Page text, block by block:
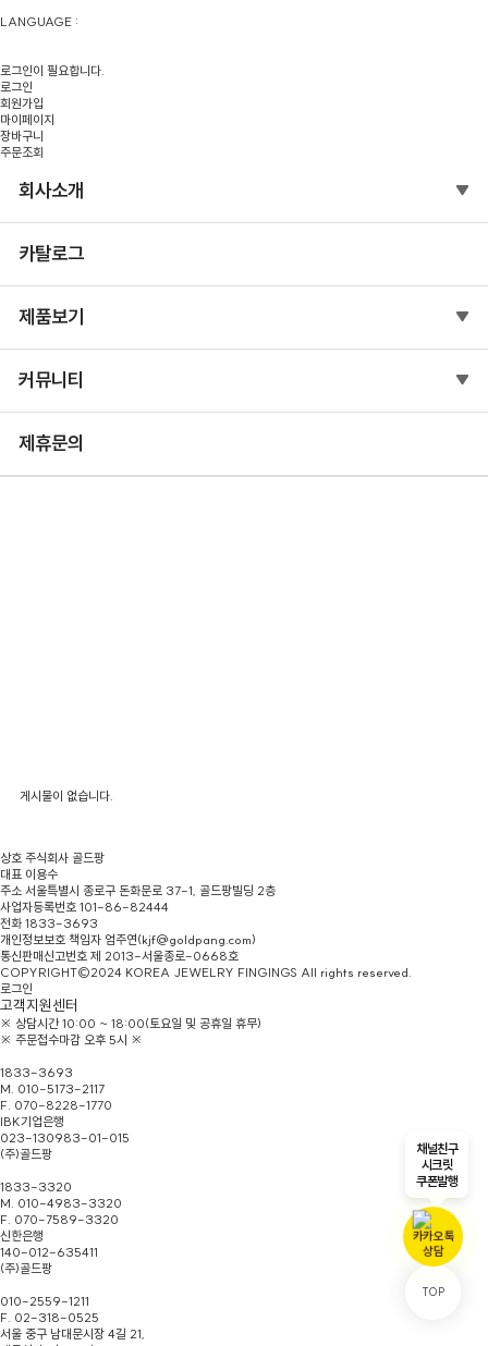
LANGUAGE :
로그인이 필요합니다.
로그인
회원가입
마이페이지
장바구니
주문조회
회사소개
카탈로그
제품보기
커뮤니티
제휴문의
게시물이 없습니다.
상호 주식회사 골드팡
대표 이용수
주소 서울특별시 종로구 돈화문로 37-1, 골드팡빌딩 2층
사업자등록번호 101-86-82444
전화 1833-3693
개인정보보호 책임자 엄주연(kjf@goldpang.com)
통신판매신고번호 제 2013-서울종로-0668호
COPYRIGHT©2024 KOREA JEWELRY FINGINGS All rights reserved.
로그인
고객지원센터
※ 상담시간 10:00 ~ 18:00(토요일 및 공휴일 휴무)
※ 주문접수마감 오후 5시 ※
1833-3693
M. 010-5173-2117
F. 070-8228-1770
IBK기업은행
023-130983-01-015
(주)골드팡
1833-3320
M. 010-4983-3320
F. 070-7589-3320
신한은행
140-012-635411
(주)골드팡
010-2559-1211
F. 02-318-0525
서울 중구 남대문시장 4길 21,
채널친구
시크릿
쿠폰발행
TOP